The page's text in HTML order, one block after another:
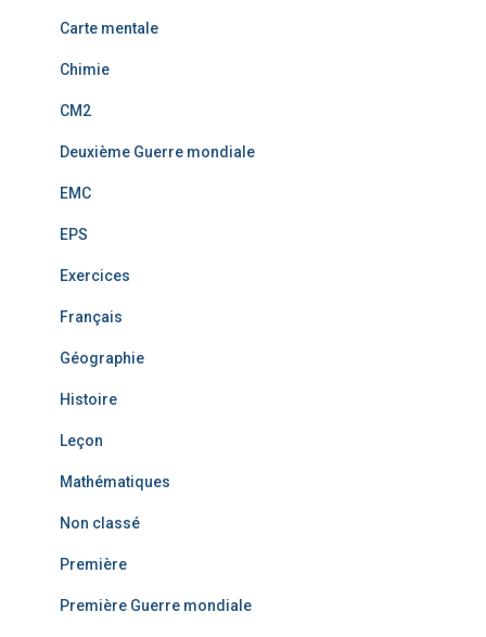
Carte mentale
Chimie
CM2
Deuxième Guerre mondiale
EMC
EPS
Exercices
Français
Géographie
Histoire
Leçon
Mathématiques
Non classé
Première
Première Guerre mondiale